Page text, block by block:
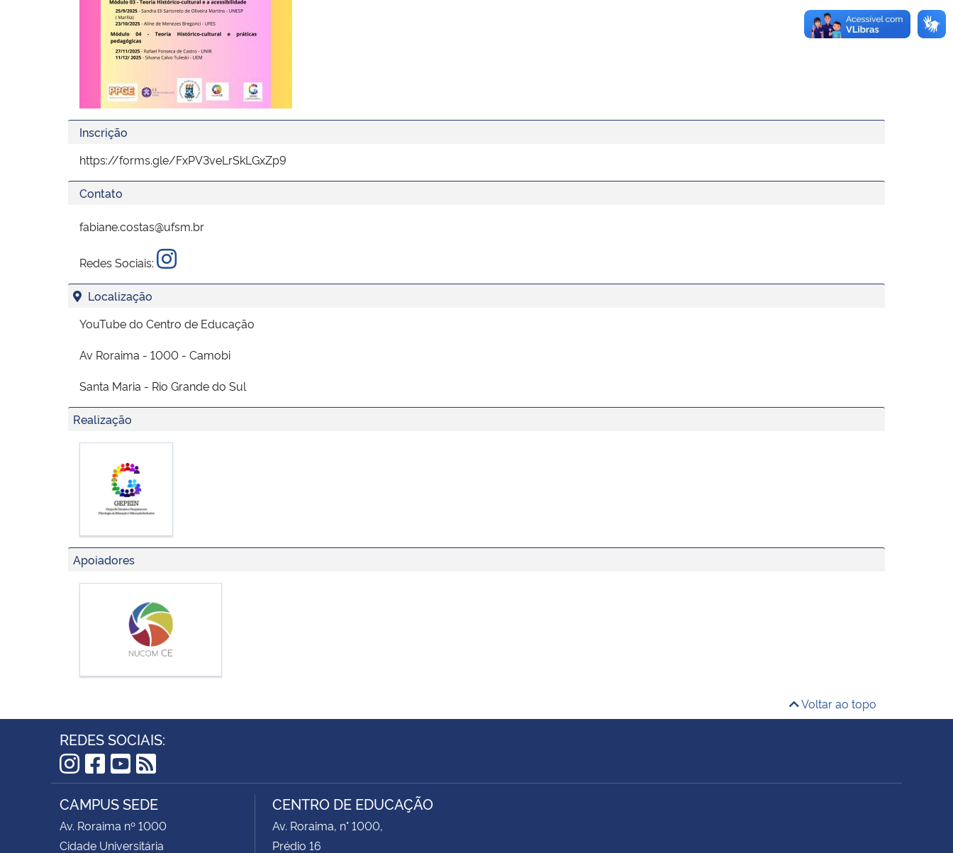
Inscrição
https://forms.gle/FxPV3veLrSkLGxZp9
Contato
fabiane.costas@ufsm.br
Redes Sociais:
Localização
YouTube do Centro de Educação
Av Roraima - 1000 - Camobi
Santa Maria - Rio Grande do Sul
Realização
Apoiadores
Voltar ao topo
REDES SOCIAIS:
Instagram
Facebook
YouTube
RSS
CAMPUS SEDE
Av. Roraima nº 1000
Cidade Universitária
CENTRO DE EDUCAÇÃO
Av. Roraima, n° 1000,
Prédio 16